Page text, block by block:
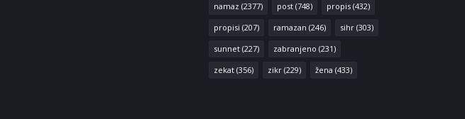
namaz (2377) post(748) propis(432)
propisi (207) ramazan (246) sihr(303)
sunnet(227) zabranjeno (231)
zekat(356) zikr(229) žena (433)